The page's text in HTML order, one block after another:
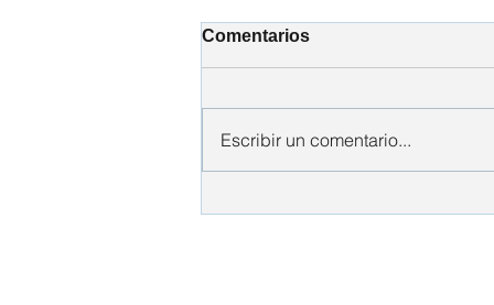
Comentarios
Escribir un comentario...